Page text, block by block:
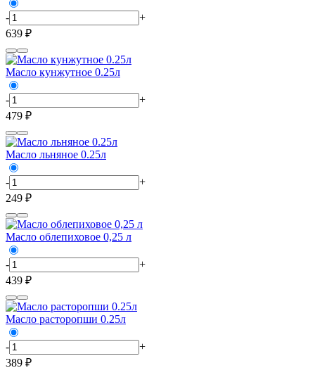
-
+
639 ₽
Масло кунжутное 0.25л
-
+
479 ₽
Масло льняное 0.25л
-
+
249 ₽
Масло облепиховое 0,25 л
-
+
439 ₽
Масло расторопши 0.25л
-
+
389 ₽